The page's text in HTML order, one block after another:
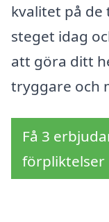
kvalitet på de
steget idag
att göra ditt
tryggare och
Få 3
förpliktelser